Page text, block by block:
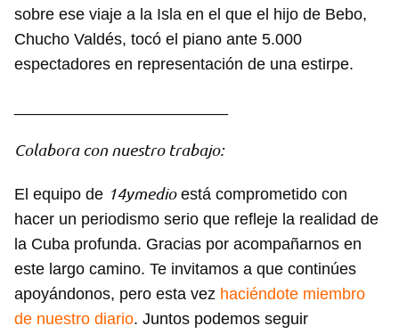
sobre ese viaje a la Isla en el que el hijo de Bebo,
Chucho Valdés, tocó el piano ante 5.000
espectadores en representación de una estirpe.
Colabora con nuestro trabajo:
El equipo de 14ymedioestá comprometido con
hacer un periodismo serio que refleje la realidad de
la Cuba profunda. Gracias por acompañarnos en
este largo camino. Te invitamos a que continúes
apoyándonos, pero esta vez haciéndote miembro
de nuestro diario. Juntos podemos seguir